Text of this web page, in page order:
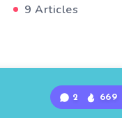
9 Articles
2 669